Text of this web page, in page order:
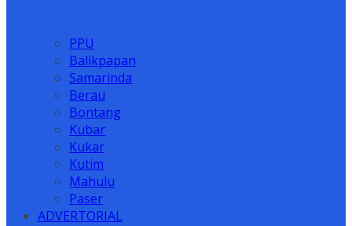
PPU
Balikpapan
Samarinda
Berau
Bontang
Kubar
Kukar
Kutim
Mahulu
Paser
ADVERTORIAL